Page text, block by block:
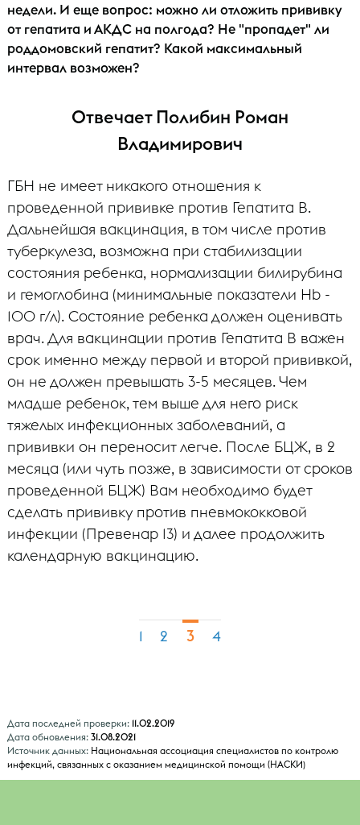
недели. И еще вопрос: можно ли отложить прививку
от гепатита и АКДС на полгода? Не "пропадет" ли
роддомовский гепатит? Какой максимальный
интервал возможен?
Отвечает Полибин Роман
Владимирович
ГБН не имеет никакого отношения к
проведенной прививке против Гепатита В.
Дальнейшая вакцинация, в том числе против
туберкулеза, возможна при стабилизации
состояния ребенка, нормализации билирубина
и гемоглобина (минимальные показатели Нb -
100 г/л). Состояние ребенка должен оценивать
врач. Для вакцинации против Гепатита В важен
срок именно между первой и второй прививкой,
он не должен превышать 3-5 месяцев. Чем
младше ребенок, тем выше для него риск
тяжелых инфекционных заболеваний, а
прививки он переносит легче. После БЦЖ, в 2
месяца (или чуть позже, в зависимости от сроков
проведенной БЦЖ) Вам необходимо будет
сделать прививку против пневмококковой
инфекции (Превенар 13) и далее продолжить
календарную вакцинацию.
1 2 3 4
Дата последней проверки: 11.02.2019
Дата обновления: 31.08.2021
Источник данных: Национальная ассоциация специалистов по контролю
инфекций, связанных с оказанием медицинской помощи (НАСКИ)